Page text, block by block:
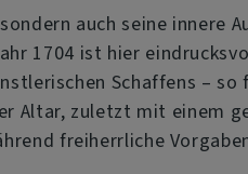
auch seine innere
1704 ist hier
Schaffens –
Altar, zuletzt mit einem
freiherrliche